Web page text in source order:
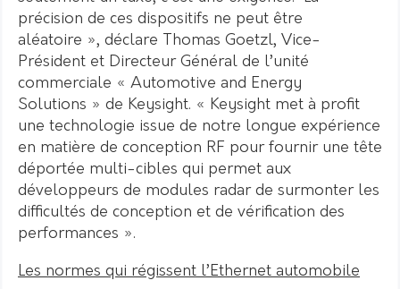
précision de ces dispositifs ne peut être
aléatoire », déclare Thomas Goetzl, Vice-
Président et Directeur Général de l’unité
commerciale « Automotive and Energy
Solutions » de Keysight. « Keysight met à profit
une technologie issue de notre longue expérience
en matière de conception RF pour fournir une tête
déportée multi-cibles qui permet aux
développeurs de modules radar de surmonter les
difficultés de conception et de vérification des
performances ».
Les normes qui régissent l’Ethernet automobile